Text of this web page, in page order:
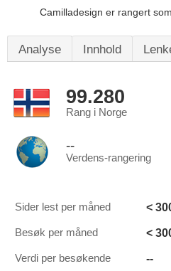
Camilladesign er rangert
Analyse Innhold
99.280
Rang i Norge
--
Verdens-rangering
Sider lest per måned <
Besøk per måned <
Verdi per besøkende --